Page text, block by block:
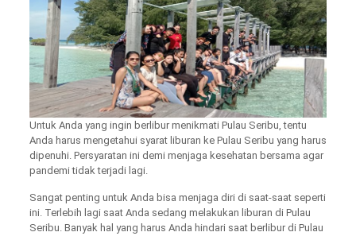
Untuk Anda yang ingin berlibur menikmati Pulau Seribu, tentu
Anda harus mengetahui syarat liburan ke Pulau Seribu yang harus
dipenuhi. Persyaratan ini demi menjaga kesehatan bersama agar
pandemi tidak terjadi lagi.
Sangat penting untuk Anda bisa menjaga diri di saat-saat seperti
ini. Terlebih lagi saat Anda sedang melakukan liburan di Pulau
Seribu. Banyak hal yang harus Anda hindari saat berlibur di Pulau